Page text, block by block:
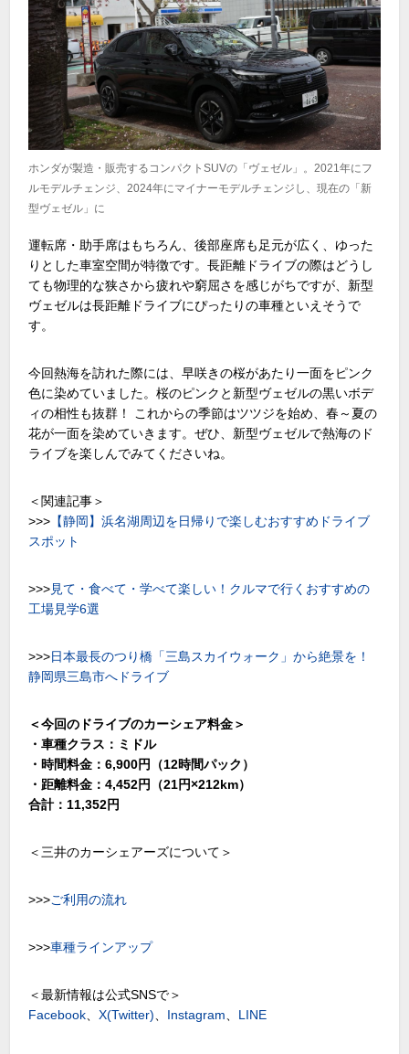
ホンダが製造・販売するコンパクトSUVの「ヴェゼル」。2021年にフ
ルモデルチェンジ、2024年にマイナーモデルチェンジし、現在の「新
型ヴェゼル」に
運転席・助手席はもちろん、後部座席も足元が広く、ゆった
りとした車室空間が特徴です。長距離ドライブの際はどうし
ても物理的な狭さから疲れや窮屈さを感じがちですが、新型
ヴェゼルは長距離ドライブにぴったりの車種といえそうで
す。
今回熱海を訪れた際には、早咲きの桜があたり一面をピンク
色に染めていました。桜のピンクと新型ヴェゼルの黒いボデ
ィの相性も抜群！ これからの季節はツツジを始め、春～夏の
花が一面を染めていきます。ぜひ、新型ヴェゼルで熱海のド
ライブを楽しんでみてくださいね。
＜関連記事＞
>>> 【静岡】浜名湖周辺を日帰りで楽しむおすすめドライブ
スポット
>>>見て・食べて・学べて楽しい！クルマで行くおすすめの
工場見学6選
>>>日本最長のつり橋「三島スカイウォーク」から絶景を！
静岡県三島市へドライブ
＜今回のドライブのカーシェア料金＞
・車種クラス：ミドル
・時間料金：6,900円（12時間パック）
・距離料金：4,452円（21円×212km）
合計：11,352円
＜三井のカーシェアーズについて＞
>>>ご利用の流れ
>>>車種ラインアップ
＜最新情報は公式SNSで＞
Facebook 、X(Twitter) Instagram LINE